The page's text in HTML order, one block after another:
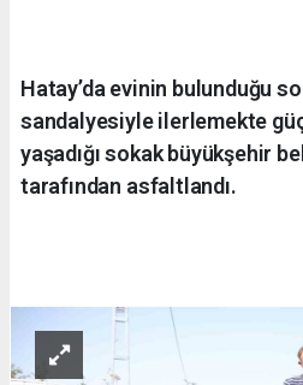
Hatay’da evinin bulunduğu
sandalyesiyle ilerlemekte
yaşadığı sokak büyükşehir
tarafından asfaltlandı.